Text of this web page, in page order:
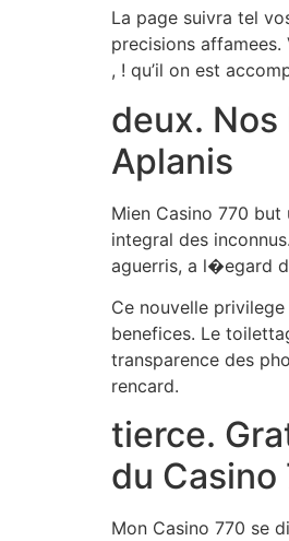
La page suivra tel
precisions
, ! qu’il on est
deux.
Aplanis
Mien Casino 770
integral des
aguerris, a l�egard
Ce nouvelle
benefices. Le
transparence des
rencard.
tierce.
du Casino
Mon Casino 770 se